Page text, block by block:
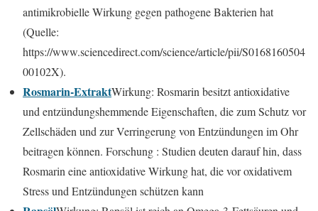
antimikrobielle Wirkung gegen pathogene Bakterien hat
(Quelle:
https://www.sciencedirect.com/science/article/pii/S0168160504
00102X).
Rosmarin-ExtraktWirkung: Rosmarin besitzt antioxidative
und entzündungshemmende Eigenschaften, die zum Schutz vor
Zellschäden und zur Verringerung von Entzündungen im Ohr
beitragen können. Forschung : Studien deuten darauf hin, dass
Rosmarin eine antioxidative Wirkung hat, die vor oxidativem
Stress und Entzündungen schützen kann